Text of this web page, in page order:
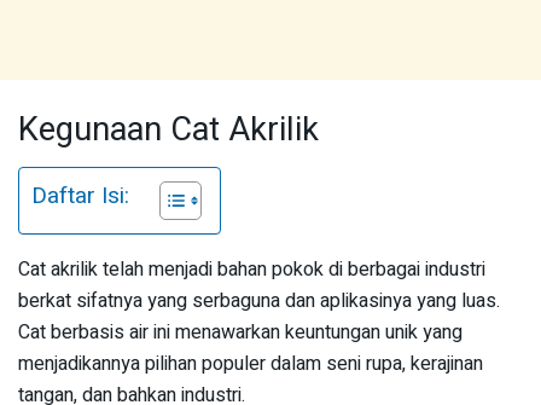
Kegunaan Cat Akrilik
Daftar Isi:
Cat akrilik telah menjadi bahan pokok di berbagai industri
berkat sifatnya yang serbaguna dan aplikasinya yang luas.
Cat berbasis air ini menawarkan keuntungan unik yang
menjadikannya pilihan populer dalam seni rupa, kerajinan
tangan, dan bahkan industri.